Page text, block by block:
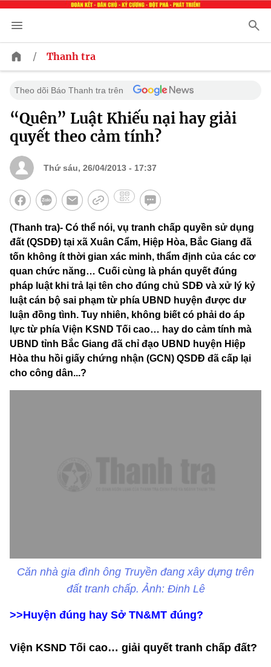
/ Thanh tra
Theo dõi Báo Thanh tra trên
“Quên” Luật Khiếu nại hay giải
quyết theo cảm tính?
Thứ sáu, 26/04/2013 - 17:37
(Thanh tra)- Có thể nói, vụ tranh chấp quyền sử dụng
đất (QSDĐ) tại xã Xuân Cẩm, Hiệp Hòa, Bắc Giang đã
tốn không ít thời gian xác minh, thẩm định của các cơ
quan chức năng… Cuối cùng là phán quyết đúng
pháp luật khi trả lại tên cho đúng chủ SDĐ và xử lý kỷ
luật cán bộ sai phạm từ phía UBND huyện được dư
luận đồng tình. Tuy nhiên, không biết có phải do áp
lực từ phía Viện KSND Tối cao… hay do cảm tính mà
UBND tỉnh Bắc Giang đã chỉ đạo UBND huyện Hiệp
Hòa thu hồi giấy chứng nhận (GCN) QSDĐ đã cấp lại
cho công dân...?
Căn nhà gia đình ông Truyền đang xây dựng trên
đất tranh chấp. Ảnh: Đinh Lê
>>Huyện đúng hay Sở TN&MT đúng?
Viện KSND Tối cao… giải quyết tranh chấp đất?